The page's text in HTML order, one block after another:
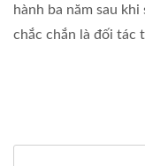
hành ba năm sau
chắc chắn là đối tác